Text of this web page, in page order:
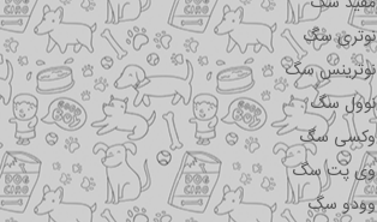
نوتری سگ
نوترینس سگ
نوول سگ
وکسی سگ
وی پت سگ
وودو سگ